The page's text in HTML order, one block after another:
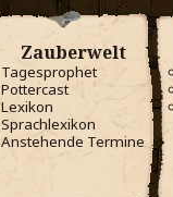
Zauberwelt
Tagesprophet
Pottercast
Lexikon
Sprachlexikon
Anstehende Termine